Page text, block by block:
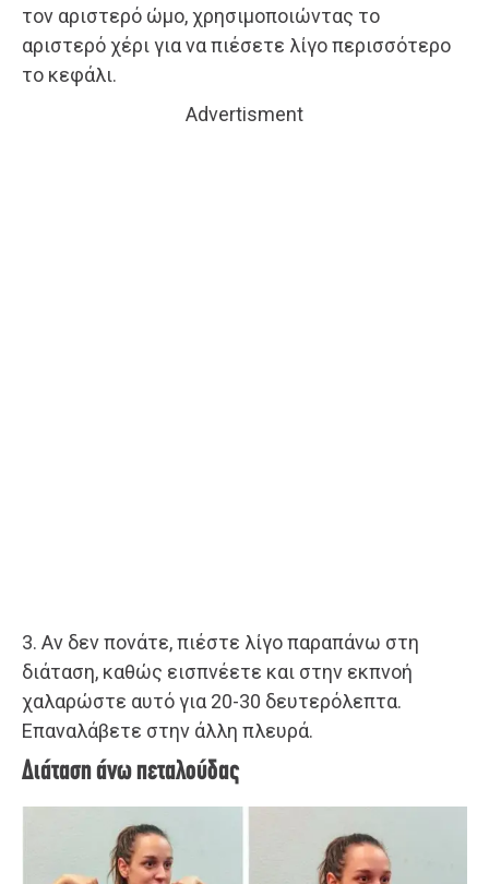
τον αριστερό ώμο, χρησιμοποιώντας το
αριστερό χέρι για να πιέσετε λίγο περισσότερο
το κεφάλι.
Advertisment
3. Αν δεν πονάτε, πιέστε λίγο παραπάνω στη
διάταση, καθώς εισπνέετε και στην εκπνοή
χαλαρώστε αυτό για 20-30 δευτερόλεπτα.
Επαναλάβετε στην άλλη πλευρά.
Διάταση άνω πεταλούδας